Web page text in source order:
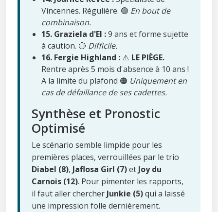
Vincennes. Régulière. 🟢 En bout de
combinaison.
15. Graziela d'El :9 ans et forme sujette
à caution. 🔴 Difficile.
16. Fergie Highland : ⚠️ LE PIÈGE.
Rentre après 5 mois d'absence à 10 ans !
A la limite du plafond 🟠 Uniquement en
cas de défaillance de ses cadettes.
Synthèse et Pronostic
Optimisé
Le scénario semble limpide pour les
premières places, verrouillées par le trio
Diabel (8), Jaflosa Girl (7)et Joy du
Carnois (12). Pour pimenter les rapports,
il faut aller chercher Junkie (5)qui a laissé
une impression folle dernièrement.